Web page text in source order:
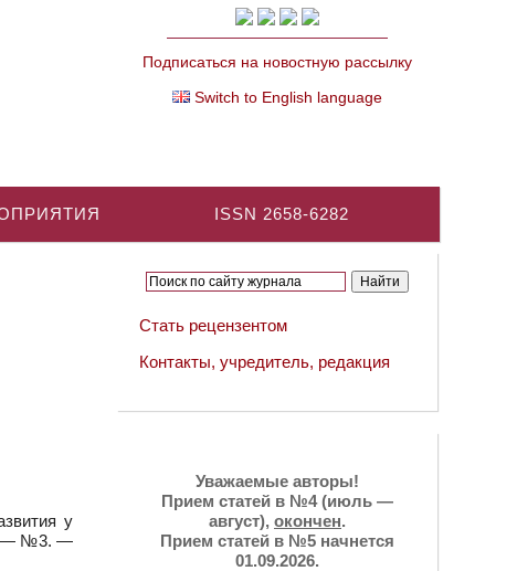
Подписаться на новостную рассылку
Switch to English language
ISSN 2658-6282
у
— №3. —
Стать рецензентом
Контакты, учредитель, редакция
Уважаемые авторы!
Прием статей в №4 (июль —
август), окончен.
Прием статей в №5 начнется
01.09.2026.